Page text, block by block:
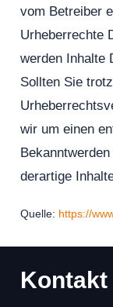
vom Betreiber
Urheberrechte
werden Inhalte
Sollten Sie
wir um einen
derartige
Quelle: https://
Kontakt